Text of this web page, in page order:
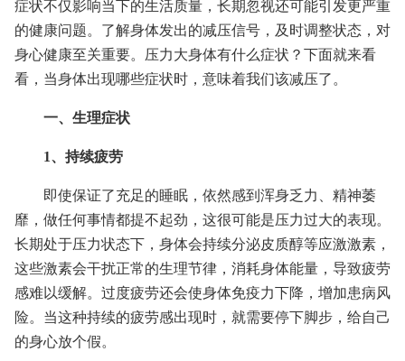
症状不仅影响当下的生活质量，长期忽视还可能引发更严重
的健康问题。了解身体发出的减压信号，及时调整状态，对
身心健康至关重要。压力大身体有什么症状？下面就来看
看，当身体出现哪些症状时，意味着我们该减压了。
一、生理症状
1、持续疲劳
即使保证了充足的睡眠，依然感到浑身乏力、精神萎
靡，做任何事情都提不起劲，这很可能是压力过大的表现。
长期处于压力状态下，身体会持续分泌皮质醇等应激激素，
这些激素会干扰正常的生理节律，消耗身体能量，导致疲劳
感难以缓解。过度疲劳还会使身体免疫力下降，增加患病风
险。当这种持续的疲劳感出现时，就需要停下脚步，给自己
的身心放个假。